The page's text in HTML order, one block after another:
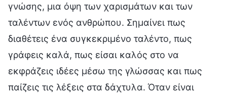
γνώσης, μια όψη των χαρισμάτων και των
ταλέντων ενός ανθρώπου. Σημαίνει πως
διαθέτεις ένα συγκεκριμένο ταλέντο, πως
γράφεις καλά, πως είσαι καλός στο να
εκφράζεις ιδέες μέσω της γλώσσας και πως
παίζεις τις λέξεις στα δάχτυλα. Όταν είναι